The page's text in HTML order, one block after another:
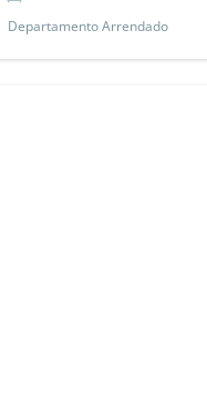
Departamento Arrendado